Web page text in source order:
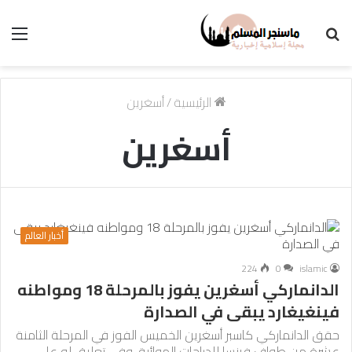
الرئيسية/أسغرين
أسغرين
أخبار العالم
islamic
0
224
الدانماركي أسغرين يفوز بالمرحلة 18 ومواطنه
فينغيغارد يبقى في الصدارة
حقق الدانماركي كاسبر أسغرين الخميس الفوز في المرحلة الثامنة